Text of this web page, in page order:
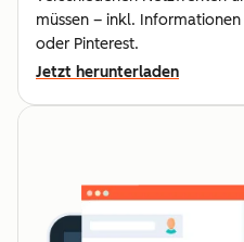
müssen – inkl.
oder Pinterest.
Jetzt herunterladen